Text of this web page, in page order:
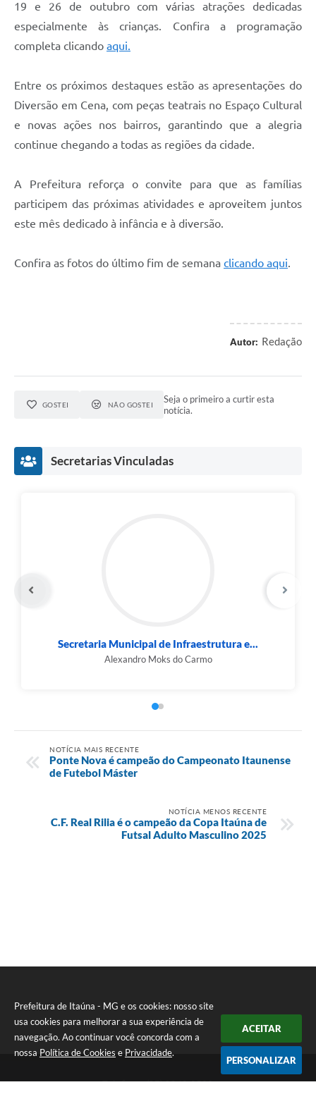
Prefeitura de Itaúna - MG e os cookies: nosso site
usa cookies para melhorar a sua experiência de
navegação. Ao continuar você concorda com a
nossa Política de Cookies e Privacidade.
ACEITAR
PERSONALIZAR
19 e 26 de outubro com várias atrações dedicadas
especialmente às crianças. Confira a programação
completa clicando aqui.
Entre os próximos destaques estão as apresentações do
Diversão em Cena, com peças teatrais no Espaço Cultural
e novas ações nos bairros, garantindo que a alegria
continue chegando a todas as regiões da cidade.
A Prefeitura reforça o convite para que as famílias
participem das próximas atividades e aproveitem juntos
este mês dedicado à infância e à diversão.
Confira as fotos do último fim de semana clicando aqui
Autor: Redação
GOSTEI NÃO GOSTEI
Seja o primeiro a curtir esta
notícia.
Secretarias Vinculadas
Secretaria Municipal de Infraestrutura e...
Alexandro Moks do Carmo
NOTÍCIA MAIS RECENTE
Ponte Nova é campeão do Campeonato Itaunense
de Futebol Máster
NOTÍCIA MENOS RECENTE
C.F. Real Rilia é o campeão da Copa Itaúna de
Futsal Adulto Masculino 2025
Telefone: (37) 3249-9500